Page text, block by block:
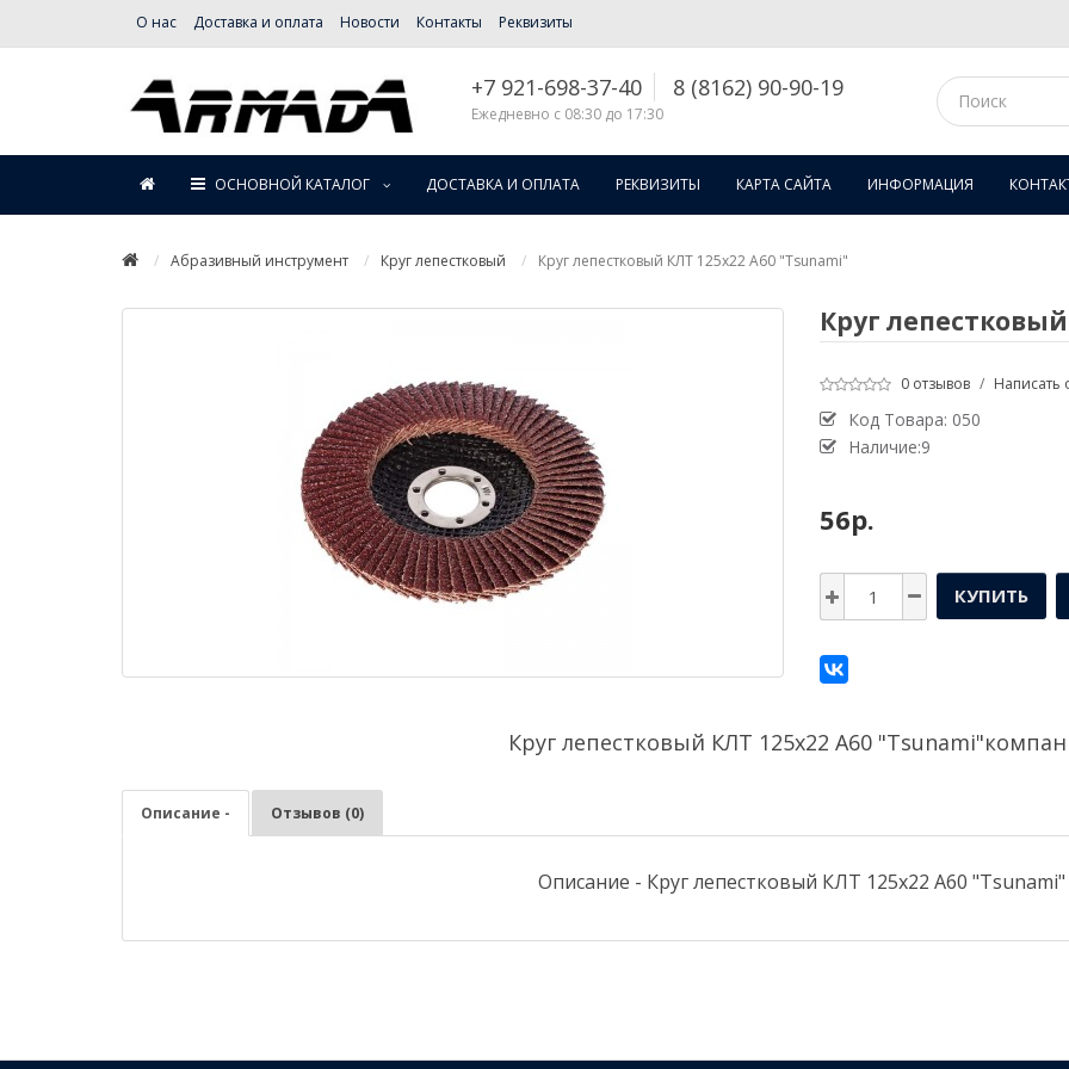
О нас Доставка и оплата Новости Контакты Реквизиты
+7 921-698-37-40 8 (8162) 90-90-19
Ежедневно с 08:30 до 17:30
ОСНОВНОЙ КАТАЛОГ ДОСТАВКА И ОПЛАТА РЕКВИЗИТЫ КАРТА САЙТА ИНФОРМАЦИЯ
Абразивный инструмент Круг лепестковый Круг лепестковый КЛТ 125х22 А60 "Tsunami"
Круг
0 отзывов / Написать
Код Товара: 050
Наличие:9
56р.
КУПИТЬ
Круг лепестковый КЛТ 125х22 А60
Описание - Отзывов (0)
Описание - Круг лепестковый КЛТ 125х22 А60 "Tsunami"